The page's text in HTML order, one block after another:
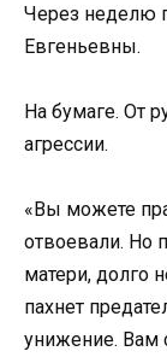
Через неделю
Евгеньевны.
На бумаге. От
агрессии.
«Вы можете
отвоевали. Но
матери, долго
пахнет
унижение. Вам